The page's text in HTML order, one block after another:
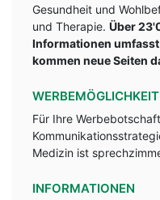
Gesundheit und
und Therapie. Über
Informationen
kommen neue Seiten
Für Ihre
Medizin ist
INFORMATIONEN